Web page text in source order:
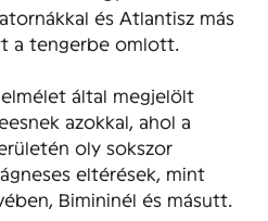
és Atlantisz más
a tengerbe omlott.
által megjelölt
azokkal, ahol a
oly sokszor
eltérések, mint
Bimininél és másutt.